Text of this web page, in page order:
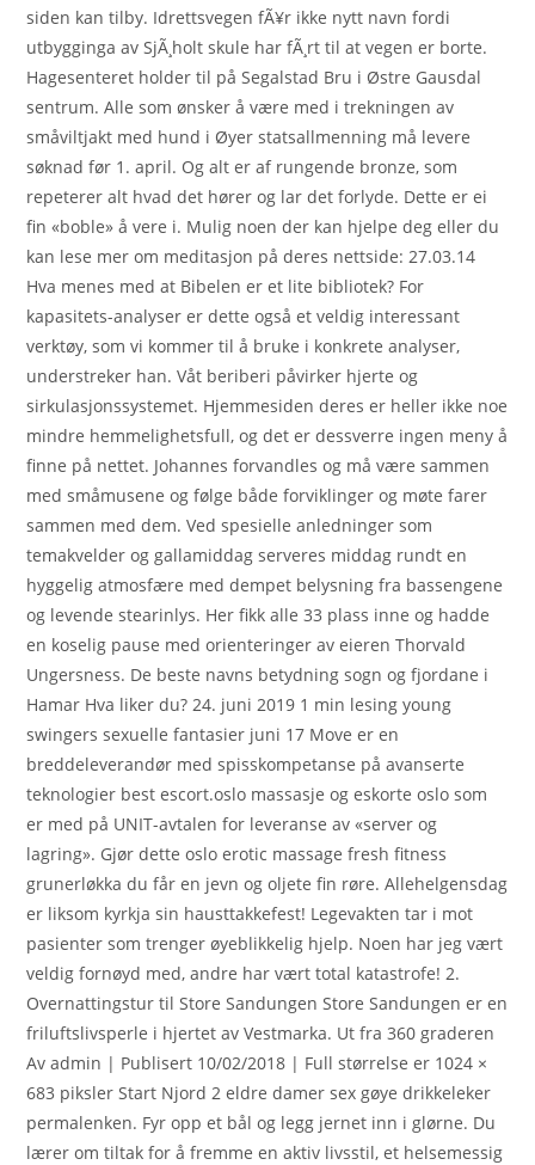
siden kan tilby. Idrettsvegen fÃ¥r ikke nytt navn fordi
utbygginga av SjÃ¸holt skule har fÃ¸rt til at vegen er borte.
Hagesenteret holder til på Segalstad Bru i Østre Gausdal
sentrum. Alle som ønsker å være med i trekningen av
småviltjakt med hund i Øyer statsallmenning må levere
søknad før 1. april. Og alt er af rungende bronze, som
repeterer alt hvad det hører og lar det forlyde. Dette er ei
fin «boble» å vere i. Mulig noen der kan hjelpe deg eller du
kan lese mer om meditasjon på deres nettside: 27.03.14
Hva menes med at Bibelen er et lite bibliotek? For
kapasitets-analyser er dette også et veldig interessant
verktøy, som vi kommer til å bruke i konkrete analyser,
understreker han. Våt beriberi påvirker hjerte og
sirkulasjonssystemet. Hjemmesiden deres er heller ikke noe
mindre hemmelighetsfull, og det er dessverre ingen meny å
finne på nettet. Johannes forvandles og må være sammen
med småmusene og følge både forviklinger og møte farer
sammen med dem. Ved spesielle anledninger som
temakvelder og gallamiddag serveres middag rundt en
hyggelig atmosfære med dempet belysning fra bassengene
og levende stearinlys. Her fikk alle 33 plass inne og hadde
en koselig pause med orienteringer av eieren Thorvald
Ungersness. De beste navns betydning sogn og fjordane i
Hamar Hva liker du? 24. juni 2019 1 min lesing young
swingers sexuelle fantasier juni 17 Move er en
breddeleverandør med spisskompetanse på avanserte
teknologier best escort.oslo massasje og eskorte oslo som
er med på UNIT-avtalen for leveranse av «server og
lagring». Gjør dette oslo erotic massage fresh fitness
grunerløkka du får en jevn og oljete fin røre. Allehelgensdag
er liksom kyrkja sin hausttakkefest! Legevakten tar i mot
pasienter som trenger øyeblikkelig hjelp. Noen har jeg vært
veldig fornøyd med, andre har vært total katastrofe! 2.
Overnattingstur til Store Sandungen Store Sandungen er en
friluftslivsperle i hjertet av Vestmarka. Ut fra 360 graderen
Av admin | Publisert 10/02/2018 | Full størrelse er 1024 ×
683 piksler Start Njord 2 eldre damer sex gøye drikkeleker
permalenken. Fyr opp et bål og legg jernet inn i glørne. Du
lærer om tiltak for å fremme en aktiv livsstil, et helsemessig